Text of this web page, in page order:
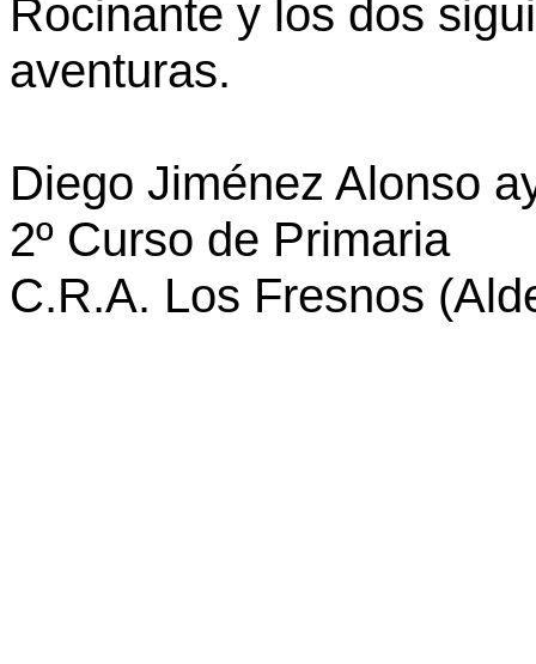
Rocinante y los dos
aventuras.
Diego Jiménez Alonso
2º Curso de Primaria
C.R.A. Los Fresnos